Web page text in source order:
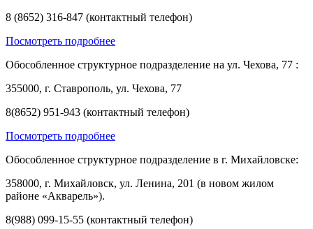
8 (8652) 316-847 (контактный телефон)
Посмотреть подробнее
Обособленное структурное подразделение на ул. Чехова, 77 :
355000, г. Ставрополь, ул. Чехова, 77
8(8652) 951-943 (контактный телефон)
Посмотреть подробнее
Обособленное структурное подразделение в г. Михайловске:
358000, г. Михайловск, ул. Ленина, 201 (в новом жилом
районе «Акварель»).
8(988) 099-15-55 (контактный телефон)